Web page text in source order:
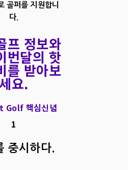
골퍼를 지원합니
다.
프 정보와
번달의 핫
를 받아보
요.
Golf 핵심신념
1
중시하다.